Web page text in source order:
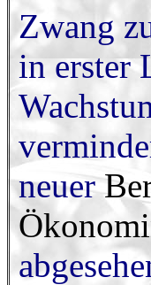
Zwang
in erster
neuer